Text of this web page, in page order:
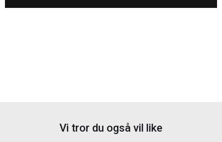
Vi tror du også vil like